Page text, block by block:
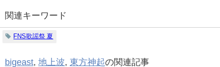
関連キーワード
FNS歌謡祭 夏
bigeast, 地上波, 東方神起の関連記事